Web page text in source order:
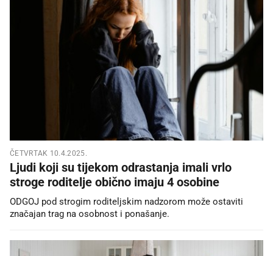
ČETVRTAK 10.4.2025.
Ljudi koji su tijekom odrastanja imali vrlo
stroge roditelje obično imaju 4 osobine
ODGOJ pod strogim roditeljskim nadzorom može ostaviti
značajan trag na osobnost i ponašanje.